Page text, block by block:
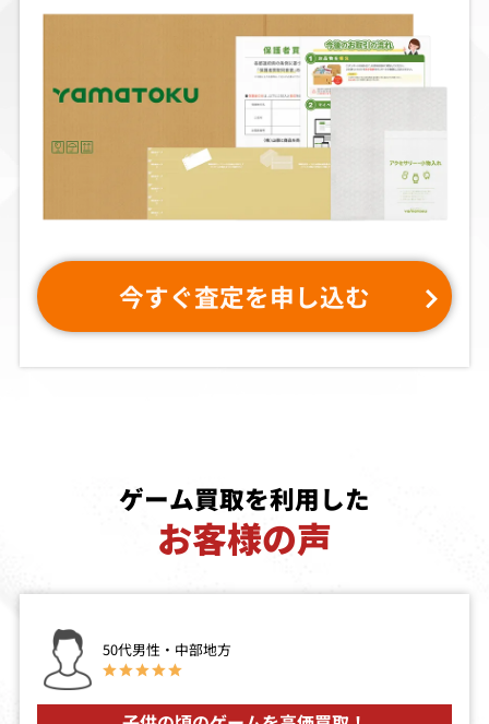
今すぐ査定を申し込む
ゲーム買取を利用した
お客様の声
50代男性・中部地方